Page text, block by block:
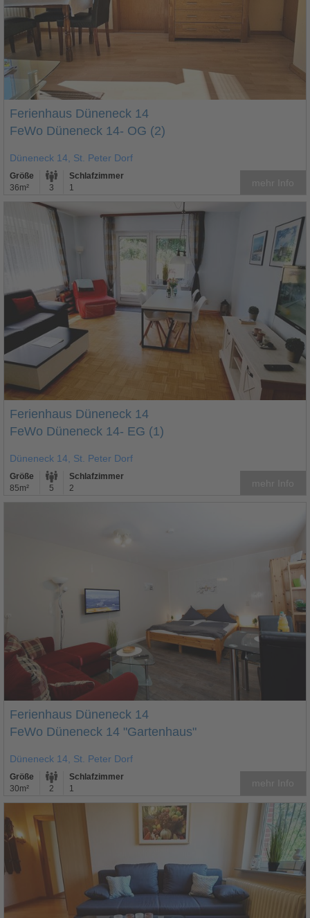
Ferienhaus Düneneck 14
FeWo Düneneck 14- OG (2)
Düneneck 14, St. Peter Dorf
Größe
36m²
3
Schlafzimmer
1
Ferienhaus Düneneck 14
FeWo Düneneck 14- EG (1)
Düneneck 14, St. Peter Dorf
Größe
85m²
5
Schlafzimmer
2
Ferienhaus Düneneck 14
FeWo Düneneck 14 "Gartenhaus"
Düneneck 14, St. Peter Dorf
Größe
30m²
2
Schlafzimmer
1